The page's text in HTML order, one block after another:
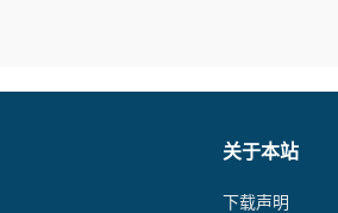
关于本站
下载声明